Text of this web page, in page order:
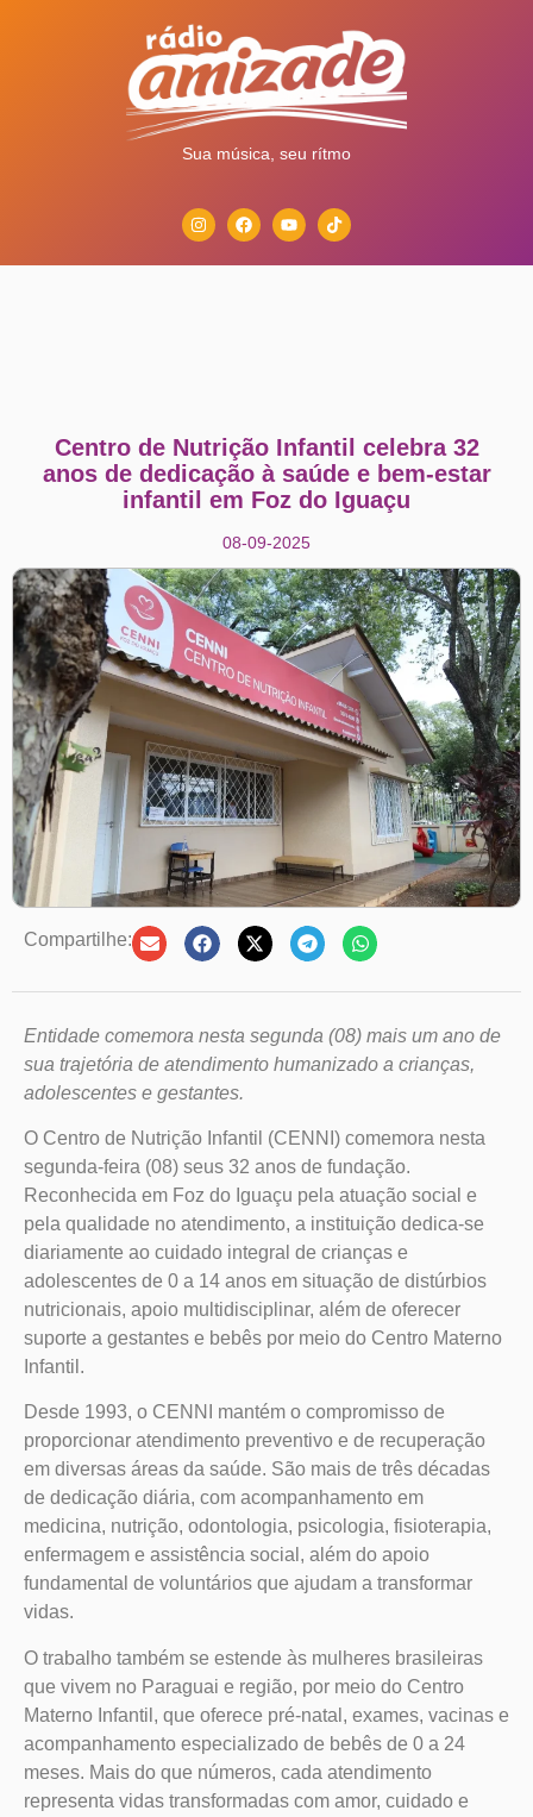
Sua música, seu rítmo
Centro de Nutrição Infantil celebra 32
anos de dedicação à saúde e bem-estar
infantil em Foz do Iguaçu
08-09-2025
Compartilhe:
Entidade comemora nesta segunda (08) mais um ano de
sua trajetória de atendimento humanizado a crianças,
adolescentes e gestantes.
O Centro de Nutrição Infantil (CENNI) comemora nesta
segunda-feira (08) seus 32 anos de fundação.
Reconhecida em Foz do Iguaçu pela atuação social e
pela qualidade no atendimento, a instituição dedica-se
diariamente ao cuidado integral de crianças e
adolescentes de 0 a 14 anos em situação de distúrbios
nutricionais, apoio multidisciplinar, além de oferecer
suporte a gestantes e bebês por meio do Centro Materno
Infantil.
Desde 1993, o CENNI mantém o compromisso de
proporcionar atendimento preventivo e de recuperação
em diversas áreas da saúde. São mais de três décadas
de dedicação diária, com acompanhamento em
medicina, nutrição, odontologia, psicologia, fisioterapia,
enfermagem e assistência social, além do apoio
fundamental de voluntários que ajudam a transformar
vidas.
O trabalho também se estende às mulheres brasileiras
que vivem no Paraguai e região, por meio do Centro
Materno Infantil, que oferece pré-natal, exames, vacinas e
acompanhamento especializado de bebês de 0 a 24
meses. Mais do que números, cada atendimento
representa vidas transformadas com amor, cuidado e